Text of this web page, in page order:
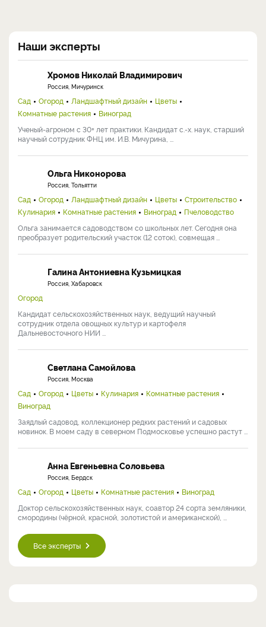
Наши эксперты
Хромов Николай Владимирович
Россия, Мичуринск
Сад Огород Ландшафтный дизайн
Цветы
Комнатные растения
Виноград
Ученый-агроном с 30+ лет практики. Кандидат с.-х. наук, старший
научный сотрудник ФНЦ им. И.В. Мичурина, ...
Ольга Никонорова
Россия, Тольятти
Сад Огород Ландшафтный дизайн Цветы
Строительство
Кулинария
Комнатные растения Виноград
Пчеловодство
Ольга занимается садоводством со школьных лет. Сегодня она
преобразует родительский участок (12 соток), совмещая ...
Галина Антониевна Кузьмицкая
Россия, Хабаровск
Огород
Кандидат сельскохозяйственных наук, ведущий научный
сотрудник отдела овощных культур и картофеля
Дальневосточного НИИ ...
Светлана Самойлова
Россия, Москва
Сад Огород Цветы Кулинария
Комнатные растения
Виноград
Заядлый садовод, коллекционер редких растений и садовых
новинок. В моем саду в северном Подмосковье успешно растут ...
Анна Евгеньевна Соловьева
Россия, Бердск
Сад Огород Цветы Комнатные растения
Виноград
Доктор сельскохозяйственных наук, соавтор 24 сорта земляники,
смородины (чёрной, красной, золотистой и американской), ...
Все эксперты